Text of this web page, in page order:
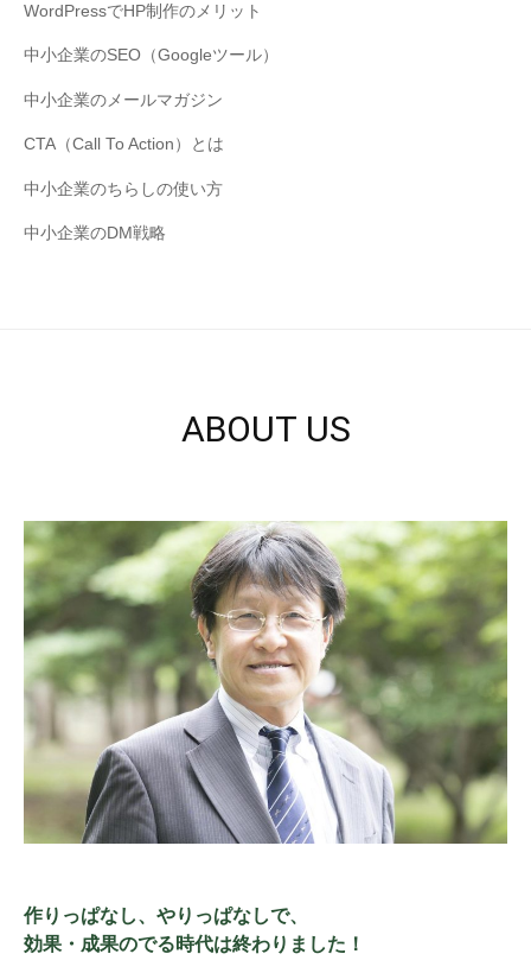
WordPressでHP制作のメリット
中小企業のSEO（Googleツール）
中小企業のメールマガジン
CTA（Call To Action）とは
中小企業のちらしの使い方
中小企業のDM戦略
ABOUT US
作りっぱなし、やりっぱなしで、
効果・成果のでる時代は終わりました！